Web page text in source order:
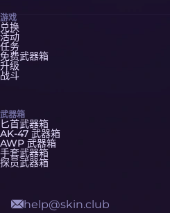
游戏
兑换
活动
任务
免费武器箱
升级
战斗
武器箱
匕首武器箱
AK-47 武器箱
AWP 武器箱
手套武器箱
探员武器箱
help@skin.club